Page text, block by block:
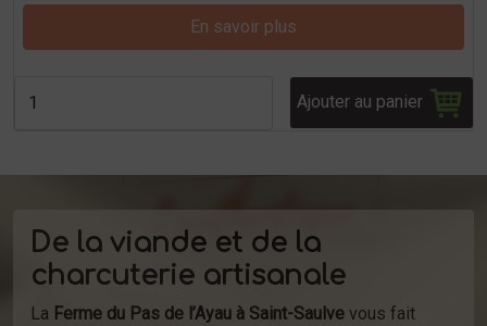
En savoir plus
Ajouter au panier
De la viande et de la
charcuterie artisanale
La Ferme du Pas de l’Ayau à Saint-Saulve vous fait